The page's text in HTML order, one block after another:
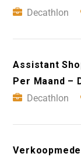
Decathlon
Assistant
Per Maand –
Decathlon